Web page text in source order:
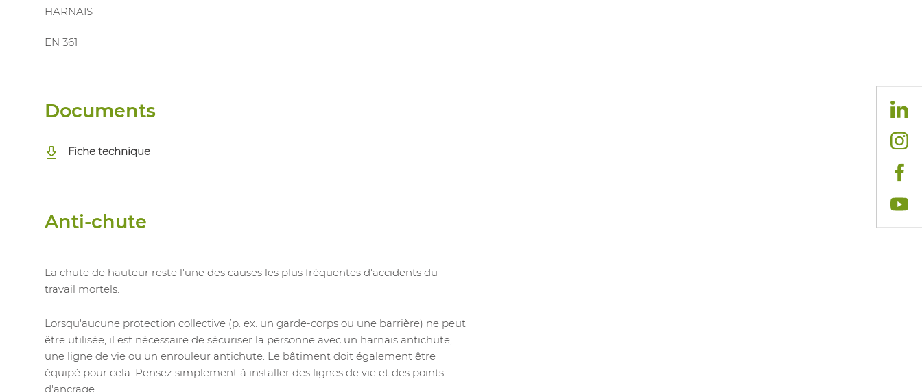
HARNAIS
EN 361
Documents
Fiche technique
Anti-chute
La chute de hauteur reste l'une des causes les plus fréquentes d'accidents du
travail mortels.
Lorsqu'aucune protection collective (p. ex. un garde-corps ou une barrière) ne peut
être utilisée, il est nécessaire de sécuriser la personne avec un harnais antichute,
une ligne de vie ou un enrouleur antichute. Le bâtiment doit également être
équipé pour cela. Pensez simplement à installer des lignes de vie et des points
d'ancrage.